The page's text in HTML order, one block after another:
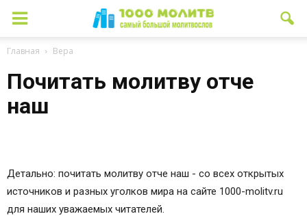
Главная Вера
Почитать молитву отче
наш
Детально: почитать молитву отче наш - со всех открытых
источников и разных уголков мира на сайте 1000-molitv.ru
для наших уважаемых читателей.